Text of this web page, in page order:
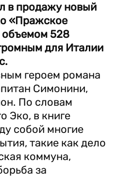
в продажу новый
«Пражское
объемом 528
для Италии
героем романа
Симонини,
По словам
Эко, в книге
собой многие
такие как дело
коммуна,
за